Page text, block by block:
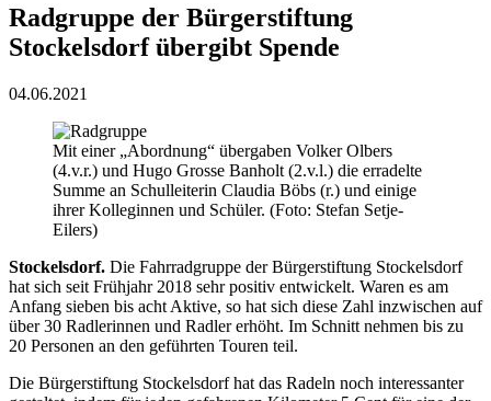
Radgruppe der Bürgerstiftung
Stockelsdorf übergibt Spende
04.06.2021
Mit einer „Abordnung“ übergaben Volker Olbers
(4.v.r.) und Hugo Grosse Banholt (2.v.l.) die erradelte
Summe an Schulleiterin Claudia Böbs (r.) und einige
ihrer Kolleginnen und Schüler. (Foto: Stefan Setje-
Eilers)
Stockelsdorf. Die Fahrradgruppe der Bürgerstiftung Stockelsdorf
hat sich seit Frühjahr 2018 sehr positiv entwickelt. Waren es am
Anfang sieben bis acht Aktive, so hat sich diese Zahl inzwischen auf
über 30 Radlerinnen und Radler erhöht. Im Schnitt nehmen bis zu
20 Personen an den geführten Touren teil.
Die Bürgerstiftung Stockelsdorf hat das Radeln noch interessanter